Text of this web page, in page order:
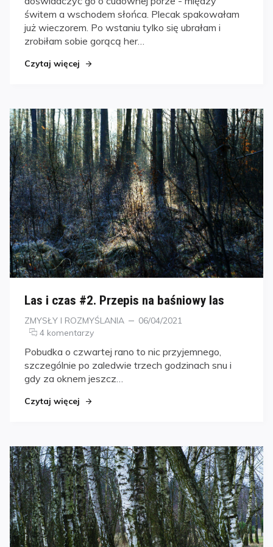
świtem a wschodem słońca. Plecak spakowałam
już wieczorem. Po wstaniu tylko się ubrałam i
zrobiłam sobie gorącą her…
Czytaj więcej
Las i czas #2. Przepis na baśniowy las
Kategorie
ZMYSŁY I ROZMYŚLANIA
Posted
06/04/2021
4 komentarzy
Pobudka o czwartej rano to nic przyjemnego,
szczególnie po zaledwie trzech godzinach snu i
gdy za oknem jeszcz…
Czytaj więcej